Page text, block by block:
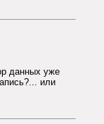
данных уже
или